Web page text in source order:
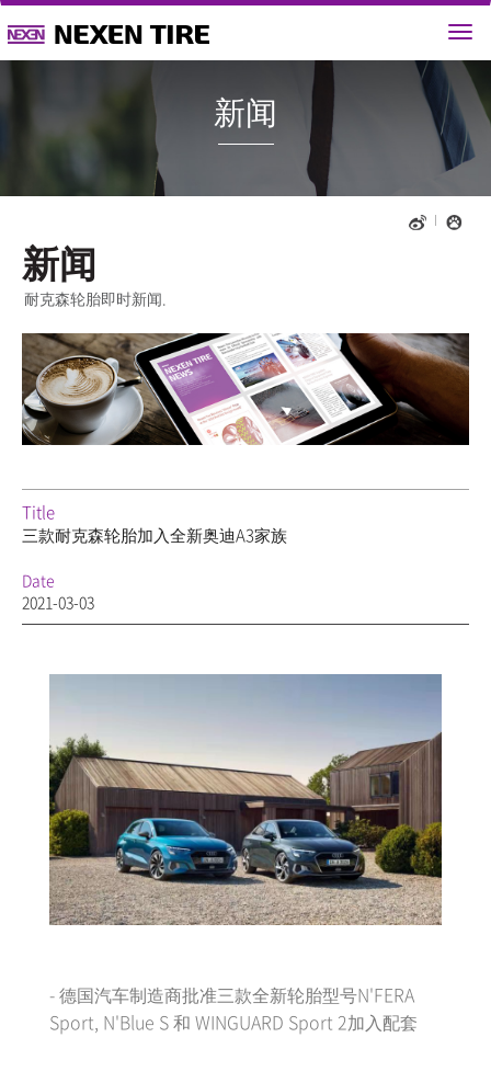
新闻
新闻
耐克森轮胎即时新闻.
Title
三款耐克森轮胎加入全新奥迪A3家族
Date
2021-03-03
- 德国汽车制造商批准三款全新轮胎型号N'FERA
Sport, N'Blue S 和 WINGUARD Sport 2加入配套